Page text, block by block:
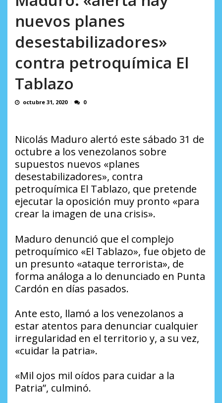
nuevos planes
desestabilizadores»
contra petroquímica El
Tablazo
octubre 31, 2020 0
Nicolás Maduro alertó este sábado 31 de
octubre a los venezolanos sobre
supuestos nuevos «planes
desestabilizadores», contra
petroquímica El Tablazo, que pretende
ejecutar la oposición muy pronto «para
crear la imagen de una crisis».
Maduro denunció que el complejo
petroquímico «El Tablazo», fue objeto de
un presunto «ataque terrorista», de
forma análoga a lo denunciado en Punta
Cardón en días pasados.
Ante esto, llamó a los venezolanos a
estar atentos para denunciar cualquier
irregularidad en el territorio y, a su vez,
«cuidar la patria».
«Mil ojos mil oídos para cuidar a la
Patria”, culminó.